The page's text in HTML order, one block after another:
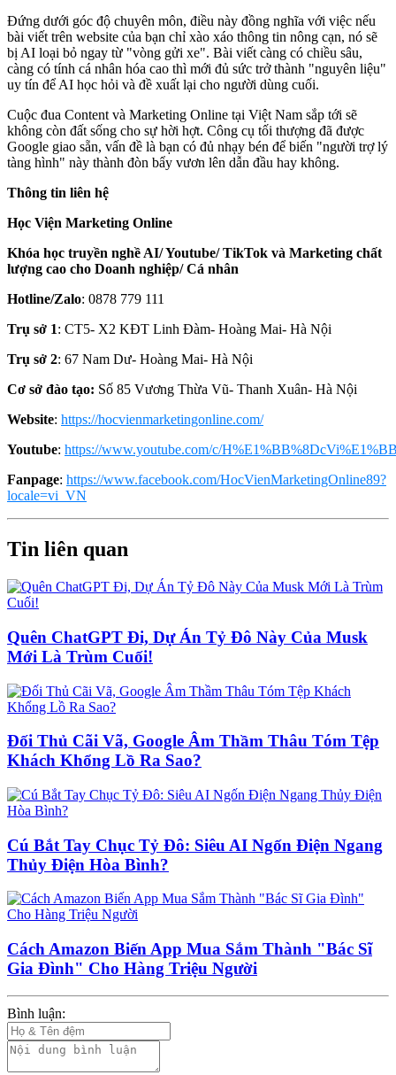
Đứng dưới góc độ chuyên môn, điều này đồng nghĩa với việc nếu
bài viết trên website của bạn chỉ xào xáo thông tin nông cạn, nó sẽ
bị AI loại bỏ ngay từ "vòng gửi xe". Bài viết càng có chiều sâu,
càng có tính cá nhân hóa cao thì mới đủ sức trở thành "nguyên liệu"
uy tín để AI học hỏi và đề xuất lại cho người dùng cuối.
Cuộc đua Content và Marketing Online tại Việt Nam sắp tới sẽ
không còn đất sống cho sự hời hợt. Công cụ tối thượng đã được
Google giao sẵn, vấn đề là bạn có đủ nhạy bén để biến "người trợ lý
tàng hình" này thành đòn bẩy vươn lên dẫn đầu hay không.
Thông tin liên hệ
Học Viện Marketing Online
Khóa học truyền nghề AI/ Youtube/ TikTok và Marketing chất
lượng cao cho Doanh nghiệp/ Cá nhân
Hotline/Zalo: 0878 779 111
Trụ sở 1: CT5- X2 KĐT Linh Đàm- Hoàng Mai- Hà Nội
Trụ sở 2: 67 Nam Dư- Hoàng Mai- Hà Nội
Cơ sở đào tạo: Số 85 Vương Thừa Vũ- Thanh Xuân- Hà Nội
Website: https://hocvienmarketingonline.com/
Youtube: https://www.youtube.com/c/
Fanpage: https://www.facebook.com/HocVienMarketingOnline89?
locale=vi_VN
Tin liên quan
Quên ChatGPT Đi, Dự Án Tỷ Đô Này Của Musk
Mới Là Trùm Cuối!
Đối Thủ Cãi Vã, Google Âm Thầm Thâu Tóm Tệp
Khách Khổng Lồ Ra Sao?
Cú Bắt Tay Chục Tỷ Đô: Siêu AI Ngốn Điện Ngang
Thủy Điện Hòa Bình?
Cách Amazon Biến App Mua Sắm Thành "Bác Sĩ
Gia Đình" Cho Hàng Triệu Người
Bình luận: